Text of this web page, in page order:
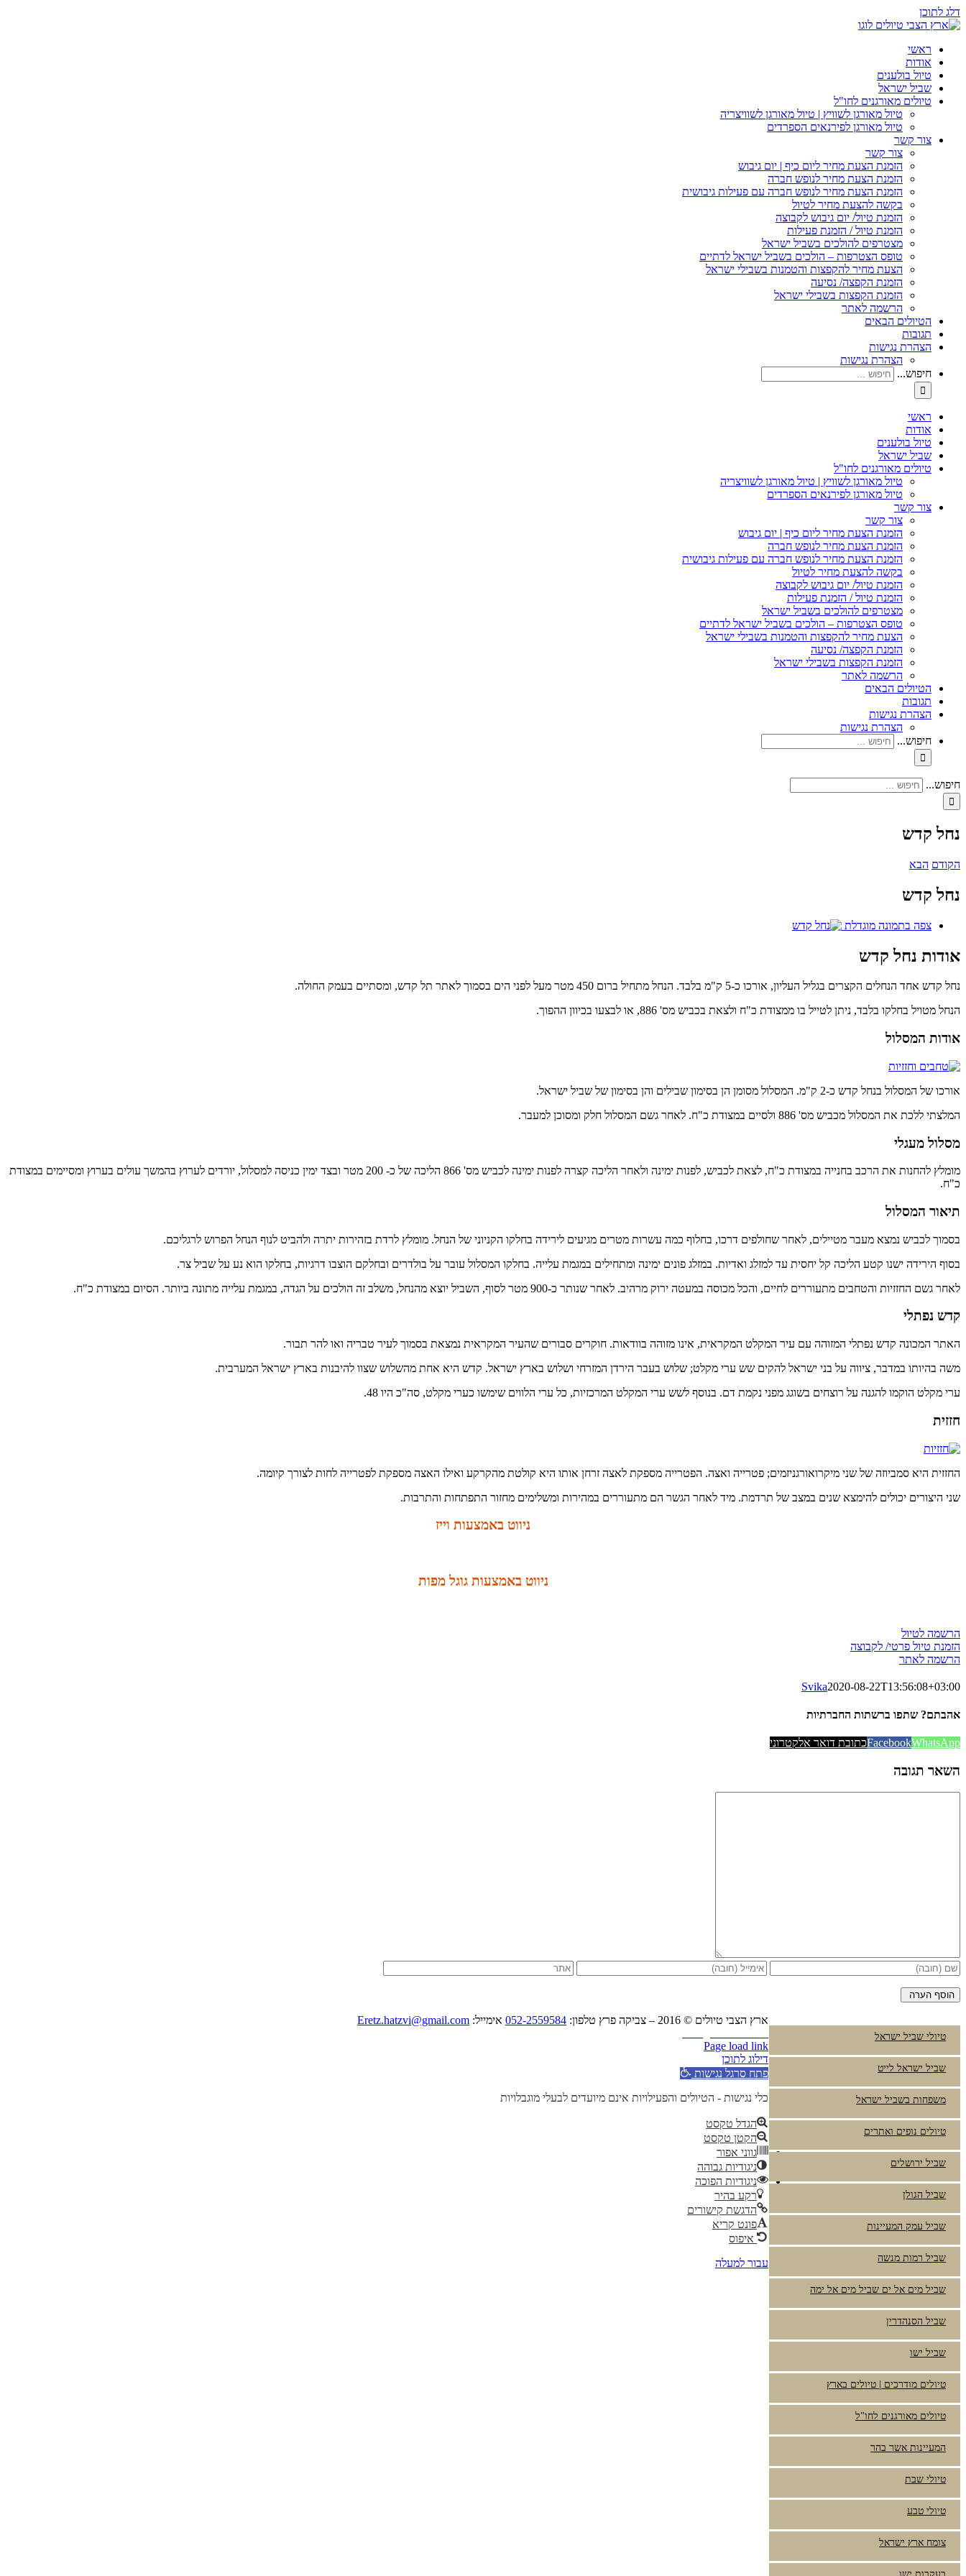
דלג לתוכן
ראשי
אודות
טיול בולענים
שביל ישראל
טיולים מאורגנים לחו"ל
טיול מאורגן לשוויץ | טיול מאורגן לשוויצריה
טיול מאורגן לפירנאים הספרדים
צור קשר
צור קשר
הזמנת הצעת מחיר ליום כיף | יום גיבוש
הזמנת הצעת מחיר לנופש חברה
הזמנת הצעת מחיר לנופש חברה עם פעילות גיבושית
בקשה להצעת מחיר לטיול
הזמנת טיול/ יום גיבוש לקבוצה
הזמנת טיול / הזמנת פעילות
מצטרפים להולכים בשביל ישראל
טופס הצטרפות – הולכים בשביל ישראל לדתיים
הצעת מחיר להקפצות והטמנות בשבילי ישראל
הזמנת הקפצה/ נסיעה
הזמנת הקפצות בשבילי ישראל
הרשמה לאתר
הטיולים הבאים
תגובות
הצהרת נגישות
הצהרת נגישות
חיפוש...
ראשי
אודות
טיול בולענים
שביל ישראל
טיולים מאורגנים לחו"ל
טיול מאורגן לשוויץ | טיול מאורגן לשוויצריה
טיול מאורגן לפירנאים הספרדים
צור קשר
צור קשר
הזמנת הצעת מחיר ליום כיף | יום גיבוש
הזמנת הצעת מחיר לנופש חברה
הזמנת הצעת מחיר לנופש חברה עם פעילות גיבושית
בקשה להצעת מחיר לטיול
הזמנת טיול/ יום גיבוש לקבוצה
הזמנת טיול / הזמנת פעילות
מצטרפים להולכים בשביל ישראל
טופס הצטרפות – הולכים בשביל ישראל לדתיים
הצעת מחיר להקפצות והטמנות בשבילי ישראל
הזמנת הקפצה/ נסיעה
הזמנת הקפצות בשבילי ישראל
הרשמה לאתר
הטיולים הבאים
תגובות
הצהרת נגישות
הצהרת נגישות
חיפוש...
חיפוש...
נחל קדש
הקודם הבא
נחל קדש
צפה בתמונה מוגדלת
אודות נחל קדש
נחל קדש אחד הנחלים הקצרים בגליל העליון, אורכו כ-5 ק"מ בלבד. הנחל מתחיל ברום 450 מטר מעל לפני הים בסמוך לאתר תל קדש, ומסתיים בעמק החולה.
הנחל מטויל בחלקו בלבד, ניתן לטייל בו ממצודת כ"ח ולצאת בכביש מס' 886, או לבצעו בכיוון ההפוך.
אודות המסלול
אורכו של המסלול בנחל קדש כ-2 ק"מ. המסלול מסומן הן בסימון שבילים והן בסימון של שביל ישראל.
המלצתי ללכת את המסלול מכביש מס' 886 ולסיים במצודת כ"ח. לאחר גשם המסלול חלק ומסוכן למעבר.
מסלול מעגלי
מומלץ להחנות את הרכב בחנייה במצודת כ"ח, לצאת לכביש, לפנות ימינה ולאחר הליכה קצרה לפנות ימינה לכביש מס' 866 הליכה של כ- 200 מטר ובצד ימין כניסה למסלול, יורדים לערוץ בהמשך עולים בערוץ ומסיימים במצודת
כ"ח.
תיאור המסלול
בסמוך לכביש נמצא מעבר מטיילים, לאחר שחולפים דרכו, בחלוף כמה עשרות מטרים מגיעים לירידה בחלקו הקניוני של הנחל. מומלץ לרדת בזהירות יתרה ולהביט לנוף הנחל הפרוש לרגליכם.
בסוף הירידה ישנו קטע הליכה קל יחסית עד למזלג ואדיות. במזלג פונים ימינה ומתחילים במגמת עלייה. בחלקו המסלול עובר על בולדרים ובחלקם הוצבו דרגיות, בחלקו הוא נע על שביל צר.
לאחר גשם החזזיות והטחבים מתעוררים לחיים, והכל מכוסה במעטה ירוק מרהיב. לאחר שנותר כ-900 מטר לסוף, השביל יוצא מהנחל, משלב זה הולכים על הגדה, במגמת עלייה מתונה ביותר. הסיום במצודת כ"ח.
קדש נפתלי
האתר המכונה קדש נפתלי המזוהה עם עיר המקלט המקראית, אינו מזוהה בוודאות. חוקרים סבורים שהעיר המקראית נמצאת בסמוך לעיר טבריה ואו להר תבור.
משה בהיותו במדבר, ציווה על בני ישראל להקים שש ערי מקלט; שלוש בעבר הירדן המזרחי ושלוש בארץ ישראל. קדש היא אחת מהשלוש שצוו להיבנות בארץ ישראל המערבית.
ערי מקלט הוקמו להגנה על רוצחים בשוגג מפני נקמת דם. בנוסף לשש ערי המקלט המרכזיות, כל ערי הלווים שימשו כערי מקלט, סה"כ היו 48.
חזזית
החזזית היא סמביוזה של שני מיקרואורגניזמים; פטרייה ואצה. הפטרייה מספקת לאצה זרחן אותו היא קולטת מהקרקע ואילו האצה מספקת לפטרייה לחות לצורך קיומה.
שני היצורים יכולים להימצא שנים במצב של תרדמת. מיד לאחר הגשר הם מתעוררים במהירות ומשלימים מחזור התפתחות והתרבות.
ניווט באמצעות וייז
ניווט באמצעות גוגל מפות
הרשמה לטיול
הזמנת טיול פרטי/ לקבוצה
הרשמה לאתר
Svika2020-08-22T13:56:08+03:00
אהבתם? שתפו ברשתות החברתיות
FacebookWhatsApp כתובת דואר אלקטרוני
השאר תגובה
טיולי שביל ישראל
שביל ישראל לייט
משפחות בשביל ישראל
טיולים נופים ואתרים
שביל ירושלים
שביל הגולן
שביל עמק המעיינות
שביל רמות מנשה
שביל מים אל ים שביל מים אל ימה
שביל הסנהדרין
שביל ישו
טיולים מודרכים | טיולים בארץ
טיולים מאורגנים לחו"ל
המעיינות אשר בהר
טיולי שבת
טיולי טבע
צומח ארץ ישראל
ארץ הצבי טיולים © 2016 – צביקה פרץ טלפון: 052-2559584 אימייל: Eretz.hatzvi@gmail.com
Page load link
דילוג לתוכן
פתח סרגל נגישות
כלי נגישות - הטיולים והפעילויות אינם מיועדים לבעלי מוגבלויות
הגדל טקסט
הקטן טקסט
גווני אפור
ניגודיות גבוהה
ניגודיות הפוכה
רקע בהיר
הדגשת קישורים
פונט קריא
איפוס
עבור למעלה